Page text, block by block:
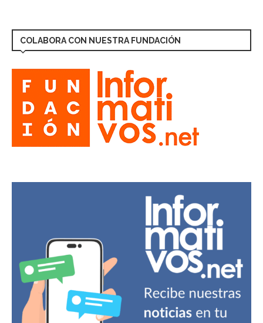
COLABORA CON NUESTRA FUNDACIÓN